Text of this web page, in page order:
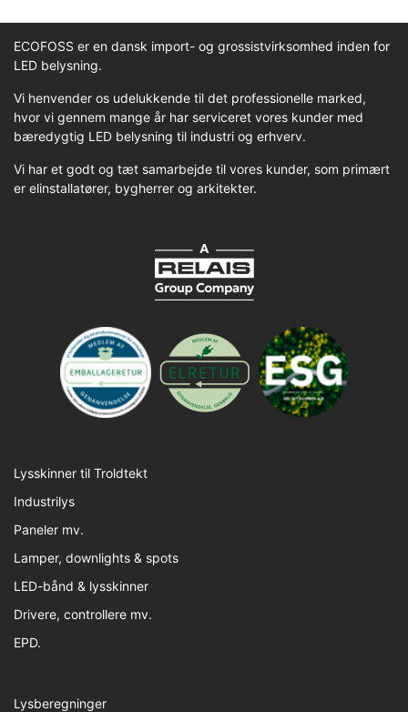
ECOFOSS er en dansk import- og grossistvirksomhed inden for
LED belysning.
Vi henvender os udelukkende til det professionelle marked,
hvor vi gennem mange år har serviceret vores kunder med
bæredygtig LED belysning til industri og erhverv.
Vi har et godt og tæt samarbejde til vores kunder, som primært
er elinstallatører, bygherrer og arkitekter.
Lysskinner til Troldtekt
Industrilys
Paneler mv.
Lamper, downlights & spots
LED-bånd & lysskinner
Drivere, controllere mv.
EPD.
Lysberegninger